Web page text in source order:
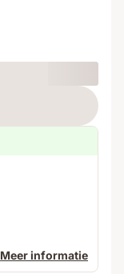
Meer informatie